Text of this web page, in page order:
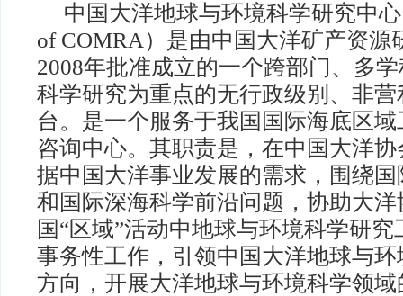
中国大洋地球与环境科学研究中心
of COMRA）是由中国大洋矿产资源
2008年批准成立的一个跨部门、多
科学研究为重点的无行政级别、非
台。是一个服务于我国国际海底区
咨询中心。其职责是，在中国大洋
据中国大洋事业发展的需求，围绕
和国际深海科学前沿问题，协助大
国“区域”活动中地球与环境科学研
事务性工作，引领中国大洋地球与
方向，开展大洋地球与环境科学领